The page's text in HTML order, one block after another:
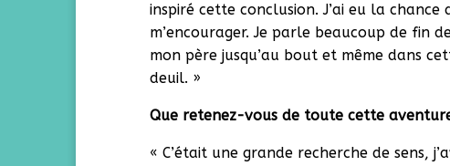
inspiré cette conclusion. J’ai eu la
m’encourager. Je parle beaucoup de fin
mon père jusqu’au bout et même dans
deuil. »
Que retenez-vous de toute cette
« C’était une grande recherche de sens,